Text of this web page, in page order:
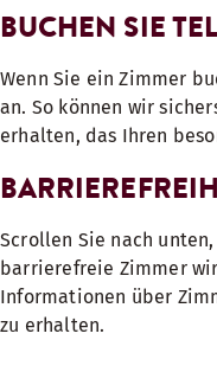
BUCHEN SIE
Wenn Sie ein Zimmer
an. So können wir
erhalten, das Ihren
Scrollen Sie nach
barrierefreie Zimmer
Informationen über
zu erhalten.